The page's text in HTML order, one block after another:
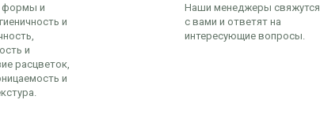
формы и
и
и
расцветок,
и
Наши менеджеры свяжутся
с вами и ответят на
интересующие вопросы.